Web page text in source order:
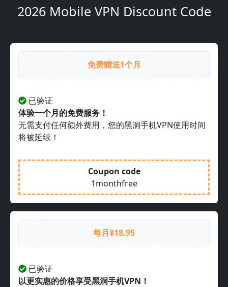
2026 Mobile VPN Discount Code
免费赠送1个月
已验证
体验一个月的免费服务！
无需支付任何额外费用，您的黑洞手机VPN使用时间
将被延续！
Coupon code
1monthfree
每月¥18.95
已验证
以更实惠的价格享受黑洞手机VPN！